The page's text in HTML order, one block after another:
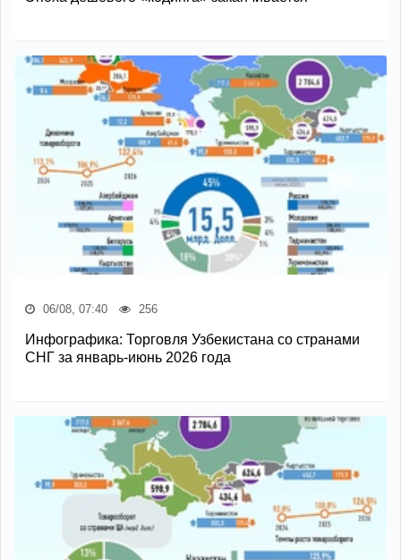
06/08, 07:40 256
Инфографика: Торговля Узбекистана со странами
СНГ за январь-июнь 2026 года